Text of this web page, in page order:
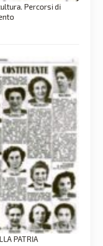
Percorsi di
PATRIA